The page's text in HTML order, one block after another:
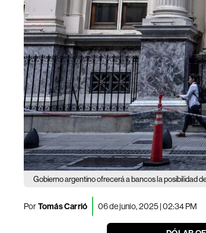
Gobierno argentino ofrecerá a bancos la posibilidad
PorTomás Carrió 06 de junio, 2025 | 02:34 PM